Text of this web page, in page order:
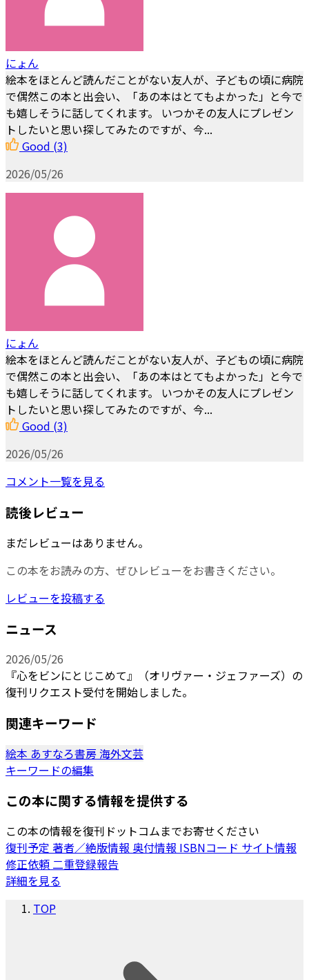
にょん
絵本をほとんど読んだことがない友人が、子どもの頃に病院
で偶然この本と出会い、「あの本はとてもよかった」と今で
も嬉しそうに話してくれます。 いつかその友人にプレゼン
トしたいと思い探してみたのですが、今...
Good (3)
2026/05/26
にょん
絵本をほとんど読んだことがない友人が、子どもの頃に病院
で偶然この本と出会い、「あの本はとてもよかった」と今で
も嬉しそうに話してくれます。 いつかその友人にプレゼン
トしたいと思い探してみたのですが、今...
Good (3)
2026/05/26
コメント一覧を見る
読後レビュー
まだレビューはありません。
この本をお読みの方、ぜひレビューをお書きください。
レビューを投稿する
ニュース
2026/05/26
『心をビンにとじこめて』（オリヴァー・ジェファーズ）の
復刊リクエスト受付を開始しました。
関連キーワード
絵本 あすなろ書房海外文芸
キーワードの編集
この本に関する情報を提供する
この本の情報を復刊ドットコムまでお寄せください
復刊予定 著者／絶版情報 奥付情報 ISBNコード サイト情報
修正依頼二重登録報告
詳細を見る
TOP